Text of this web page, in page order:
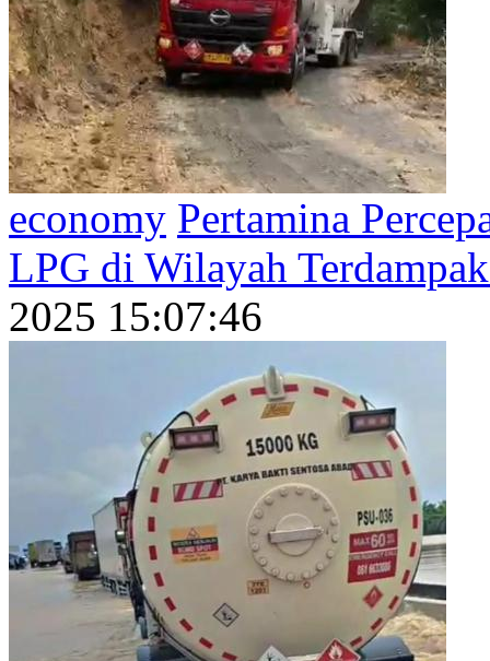
economy Pertamina
LPG di Wilayah
2025 15:07:46